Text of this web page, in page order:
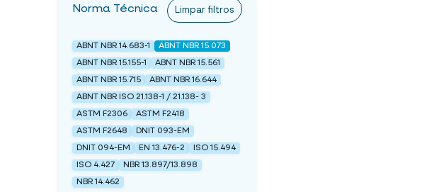
Norma Técnica Limpar filtros
ABNT NBR 14.683-1
ABNT NBR 15.073
ABNT NBR 15.155-1
ABNT NBR 15.561
ABNT NBR 15.715
ABNT NBR 16.644
ABNT NBR ISO 21.138-1 / 21.138- 3
ASTM F2306
ASTM F2418
ASTM F2648
DNIT 093-EM
DNIT 094-EM
EN 13.476-2
ISO 15.494
ISO 4.427
NBR 13.897/13.898
NBR 14.462